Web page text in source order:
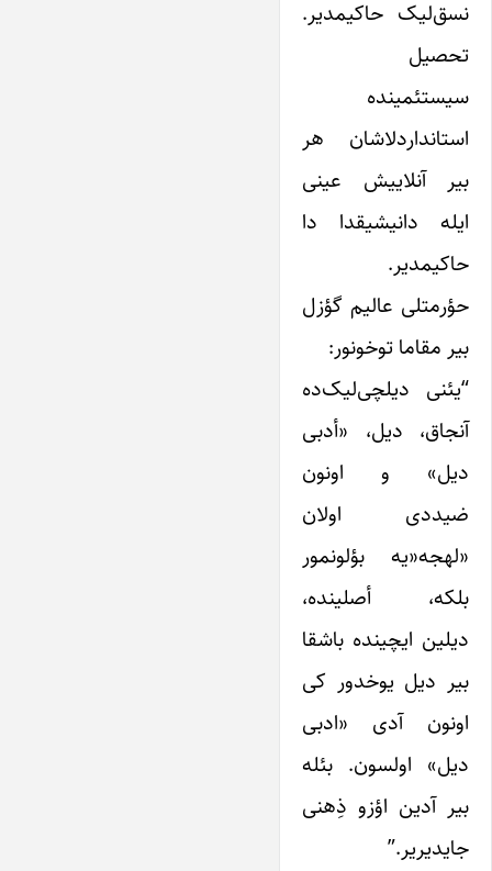
نسق‌لیک حاکیمدیر.
تحصیل
سیستئمینده
استانداردلاشان هر
بیر آنلاییش عینی
ایله دانیشیقدا دا
حاکیمدیر.
حؤرمتلی عالیم گؤزل
بیر مقاما توخونور:
“یئنی دیلچی‌لیک‌ده
آنجاق، دیل، «أدبی
دیل» و اونون
ضیددی اولان
«لهجه«یه بؤلونمور
بلکه، أصلینده،
دیلین ایچینده باشقا
بیر دیل یوخدور کی
اونون آدی «ادبی
دیل» اولسون. بئله
بیر آدین اؤزو ذِهنی
جایدیریر.”